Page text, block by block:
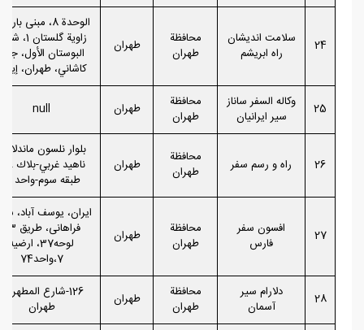
24
سلامت اندیشان
راه ابریشم
محافظة
طهران
طهران
الوحدة 8، مبنى
زاوية گلستان 1،
البوستان الأول،
كاشاني، طهران،
25
وکاله السفر ساناز
سیر ایرانیان
محافظة
طهران
طهران null
26 راه و رسم سفر
محافظة
طهران
طهران
بلوار نلسون ماندلا
طبقه سوم-واحد ١٦
27
افسون سفر
فارس
محافظة
طهران
طهران
ایران، یوسف آباد،
لوحه37، ارضیه
7،واحد74
28
دلارام سیر
آسمان
محافظة
طهران
طهران
126-شارع المطهری-
طهران